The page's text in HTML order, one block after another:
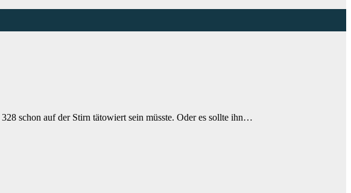
schon auf der Stirn tätowiert sein müsste. Oder es sollte ihn…